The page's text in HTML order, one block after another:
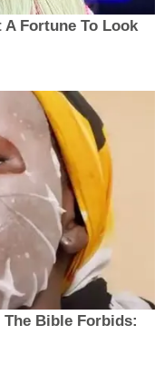
Fortune To Look
The Bible Forbids: